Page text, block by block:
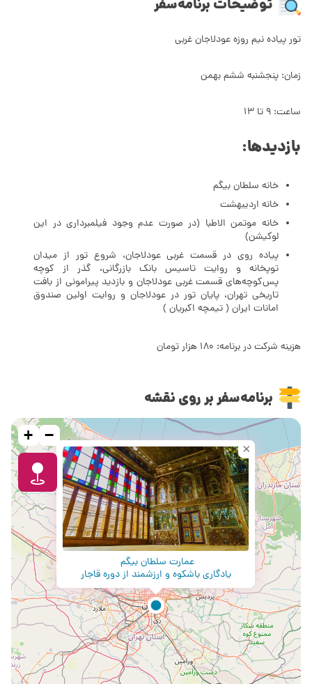
توضیحات برنامه‌سفر
تور پیاده نیم روزه عودلاجان غربی
زمان: پنجشنبه ششم بهمن
ساعت: ۹ تا ۱۳
بازدیدها:
خانه سلطان بیگم
خانه اردیبهشت
خانه موتمن الاطبا (در صورت عدم وجود فیلمبرداری در این
لوکیشن)
پیاده روی در قسمت غربی عودلاجان، شروع تور از میدان
توپخانه و روایت تاسیس بانک بازرگانی، گذر از کوچه
پس‌کوچه‌های قسمت غربی عودلاجان و بازدید پیرامونی از بافت
تاریخی تهران، پایان تور در عودلاجان و روایت اولین صندوق
امانات ایران ( تیمچه اکبریان )
هزینه شرکت در برنامه: ۱۸۰ هزار تومان
برنامه‌سفر بر روی نقشه
عمارت سلطان بیگم
یادگاری باشکوه و ارزشمند از دوره قاجار
×
+ −